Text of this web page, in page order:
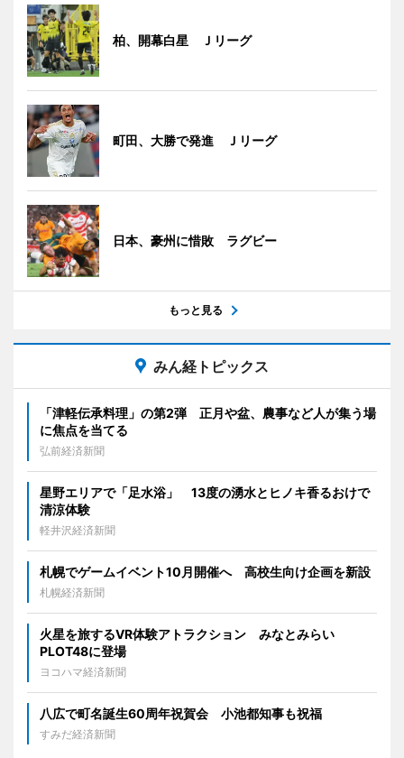
柏、開幕白星 Ｊリーグ
町田、大勝で発進 Ｊリーグ
日本、豪州に惜敗 ラグビー
もっと見る
みん経トピックス
「津軽伝承料理」の第2弾 正月や盆、農事など人が集う場
に焦点を当てる
弘前経済新聞
星野エリアで「足水浴」 13度の湧水とヒノキ香るおけで
清涼体験
軽井沢経済新聞
札幌でゲームイベント10月開催へ 高校生向け企画を新設
札幌経済新聞
火星を旅するVR体験アトラクション みなとみらい
PLOT48に登場
ヨコハマ経済新聞
八広で町名誕生60周年祝賀会 小池都知事も祝福
すみだ経済新聞